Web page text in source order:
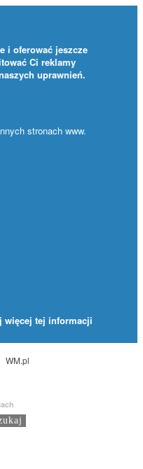
i oferować jeszcze
Ci reklamy
uprawnień.
stronach www.
więcej tej informacji
WM.pl